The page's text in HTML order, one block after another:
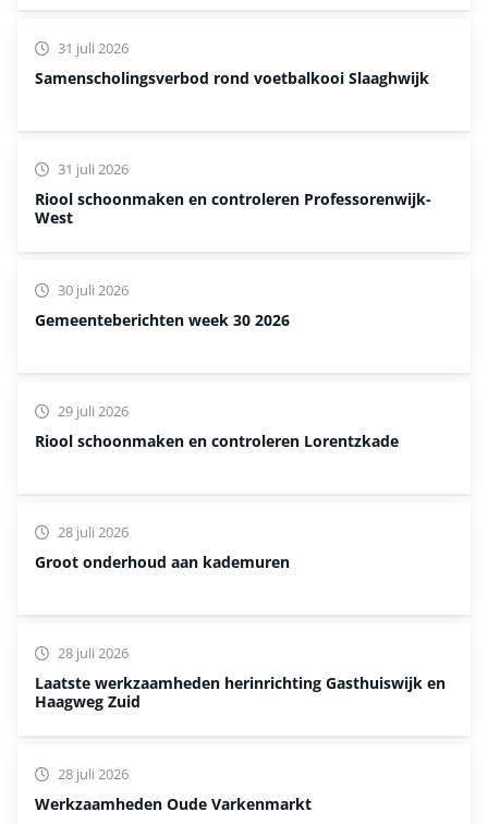
Samenscholingsverbod rond voetbalkooi Slaaghwijk
31 juli 2026
Riool schoonmaken en controleren Professorenwijk-
West
31 juli 2026
Gemeenteberichten week 30 2026
30 juli 2026
Riool schoonmaken en controleren Lorentzkade
29 juli 2026
Groot onderhoud aan kademuren
28 juli 2026
Laatste werkzaamheden herinrichting Gasthuiswijk en
Haagweg Zuid
28 juli 2026
Werkzaamheden Oude Varkenmarkt
28 juli 2026